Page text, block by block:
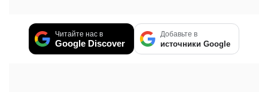
Читайте нас в
Google Discover
Добавьте в
источники Google